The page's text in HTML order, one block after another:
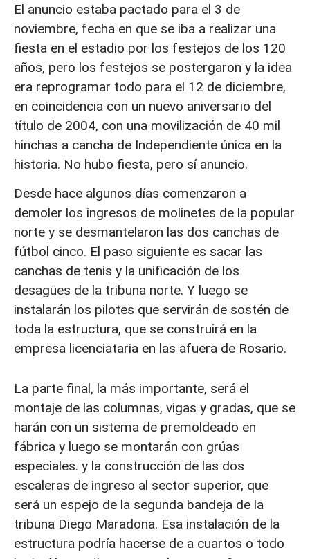
El anuncio estaba pactado para el 3 de
noviembre, fecha en que se iba a realizar una
fiesta en el estadio por los festejos de los 120
años, pero los festejos se postergaron y la idea
era reprogramar todo para el 12 de diciembre,
en coincidencia con un nuevo aniversario del
título de 2004, con una movilización de 40 mil
hinchas a cancha de Independiente única en la
historia. No hubo fiesta, pero sí anuncio.
Desde hace algunos días comenzaron a
demoler los ingresos de molinetes de la popular
norte y se desmantelaron las dos canchas de
fútbol cinco. El paso siguiente es sacar las
canchas de tenis y la unificación de los
desagües de la tribuna norte. Y luego se
instalarán los pilotes que servirán de sostén de
toda la estructura, que se construirá en la
empresa licenciataria en las afuera de Rosario.
La parte final, la más importante, será el
montaje de las columnas, vigas y gradas, que se
harán con un sistema de premoldeado en
fábrica y luego se montarán con grúas
especiales. y la construcción de las dos
escaleras de ingreso al sector superior, que
será un espejo de la segunda bandeja de la
tribuna Diego Maradona. Esa instalación de la
estructura podría hacerse de a cuartos o todo